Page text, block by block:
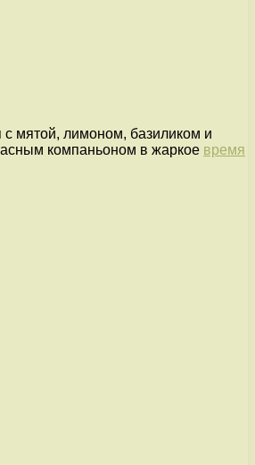
с мятой, лимоном, базиликом и
компаньоном в жаркое время